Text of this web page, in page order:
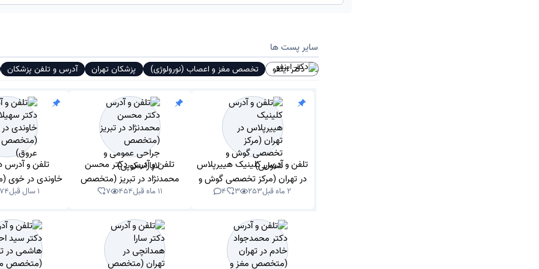
سایر پست ها
دکتر اینفو
تخصص مغز و اعصاب (نورولوژی) پزشکان تهران آدرس و تلفن پزشکان
تلفن و آدرس کلینیک هییرپلاس
در تهران (مرکز تخصصی گوش و
شنوایی)
2 ماه قبل 253
3
4
تلفن و آدرس دکتر محسن
محمدنژاد در تبریز (متخصص
جراحی عمومی و لاپاراسکوپی)
11 ماه قبل 454
7
تلفن و آدرس
خاوندی در
و
1 سال قبل